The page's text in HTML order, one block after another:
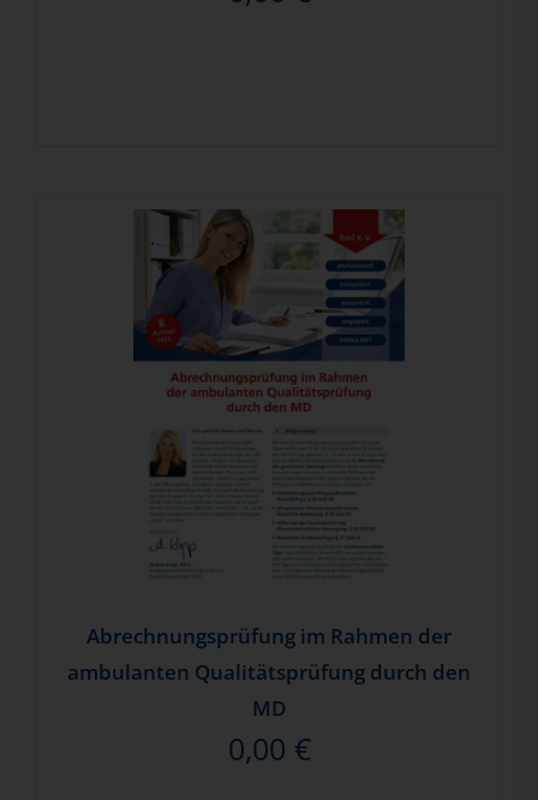
Abrechnungsprüfung im Rahmen der
ambulanten Qualitätsprüfung durch den
MD
0,00 €